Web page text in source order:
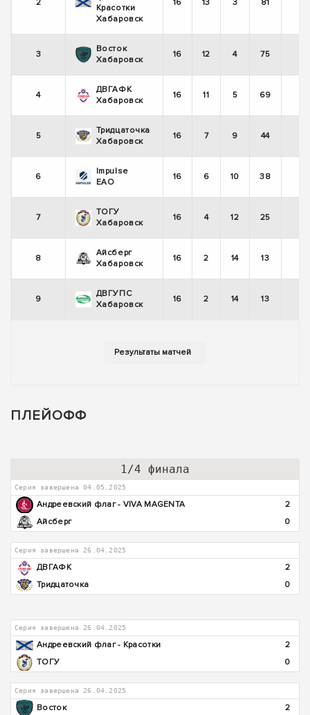
2
Красотки
Хабаровск
16 13 3 81
3
Восток
Хабаровск
16 12 4 75
4
ДВГАФК
Хабаровск
16 11 5 69
5
Тридцаточка
Хабаровск
16 7 9 44
6
Impulse
ЕАО
16 6 10 38
7
ТОГУ
Хабаровск
16 4 12 25
8
Айсберг
Хабаровск
16 2 14 13
9
ДВГУПС
Хабаровск
16 2 14 13
ПЛЕЙОФФ
1/4 финала
Серия завершена 04.05.2025
Андреевский флаг - VIVA MAGENTA
2
Айсберг
0
Серия завершена 26.04.2025
ДВГАФК
2
Тридцаточка
0
Серия завершена 26.04.2025
Андреевский флаг - Красотки
2
ТОГУ
0
Серия завершена 26.04.2025
Восток
2